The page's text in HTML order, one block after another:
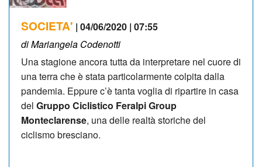
SOCIETA' | 04/06/2020 | 07:55
di Mariangela Codenotti
Una stagione ancora tutta da interpretare nel cuore di
una terra che è stata particolarmente colpita dalla
pandemia. Eppure c’è tanta voglia di ripartire in casa
del Gruppo Ciclistico Feralpi Group
Monteclarense, una delle realtà storiche del
ciclismo bresciano.